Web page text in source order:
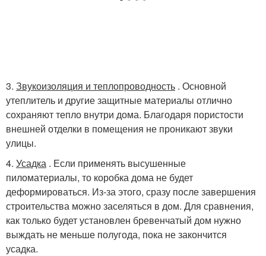
3. Звукоизоляция и теплопроводность . Основной
утеплитель и другие защитные материалы отлично
сохраняют тепло внутри дома. Благодаря пористости
внешней отделки в помещения не проникают звуки
улицы.
4. Усадка . Если применять высушенные
пиломатериалы, то коробка дома не будет
деформироваться. Из-за этого, сразу после завершения
строительства можно заселяться в дом. Для сравнения,
как только будет установлен бревенчатый дом нужно
выждать не меньше полугода, пока не закончится
усадка.